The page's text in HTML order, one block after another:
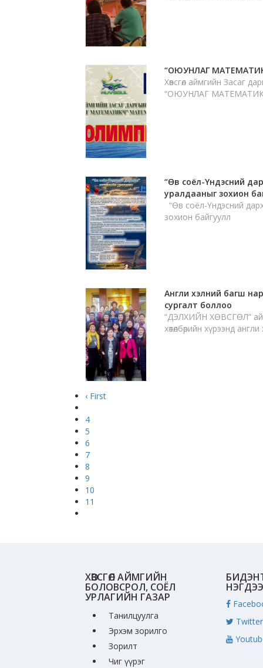
“ОЮУНЛАГ
Хөвсгөл аймгийн Засаг
“ОЮУНЛАГ
“Өв соёл-Үндэсний
уралдааныг зохион
“Өв соёл-Үндэсний
зохион байгуулл
Англи хэлний багш
сургалт боллоо
“ДЭЛХИЙН ХӨВСГӨЛ”
хөтөлбөрийн хүрээнд
‹ First
4
5
6
7
8
9
10
11
ХӨВСГӨЛ АЙМГИЙН
БОЛОВСРОЛ, СОЁЛ
УРЛАГИЙН ГАЗАР
Танилцуулга
Эрхэм зорилго
Зорилт
Чиг үүрэг
Twitter